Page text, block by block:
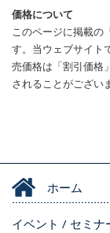
価格について
このページに掲載の
す。当ウェブサイト
売価格は「割引価格
されることがござい
ホーム
イベント / セミナ